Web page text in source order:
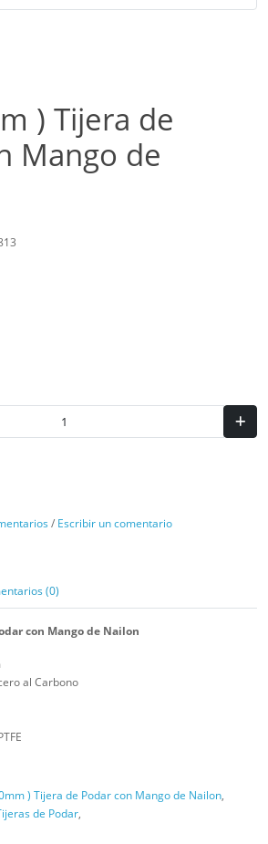
) Tijera de
Mango de
/ Escribir un comentario
(0)
con Mango de Nailon
al Carbono
) Tijera de Podar con Mango de Nailon,
de Podar,